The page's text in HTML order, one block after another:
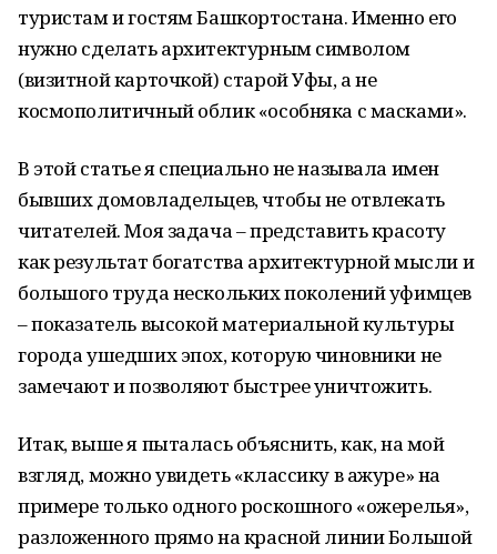
туристам и гостям Башкортостана. Именно его
нужно сделать архитектурным символом
(визитной карточкой) старой Уфы, а не
космополитичный облик «особняка с масками».
В этой статье я специально не называла имен
бывших домовладельцев, чтобы не отвлекать
читателей. Моя задача – представить красоту
как результат богатства архитектурной мысли и
большого труда нескольких поколений уфимцев
– показатель высокой материальной культуры
города ушедших эпох, которую чиновники не
замечают и позволяют быстрее уничтожить.
Итак, выше я пыталась объяснить, как, на мой
взгляд, можно увидеть «классику в ажуре» на
примере только одного роскошного «ожерелья»,
разложенного прямо на красной линии Большой